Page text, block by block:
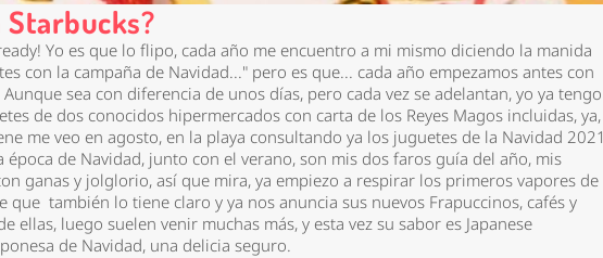
Starbucks?
Yo es que lo flipo, cada año me encuentro a mi mismo diciendo la manida
con la campaña de Navidad..." pero es que... cada año empezamos antes con
sea con diferencia de unos días, pero cada vez se adelantan, yo ya tengo
de dos conocidos hipermercados con carta de los Reyes Magos incluidas, ya,
me veo en agosto, en la playa consultando ya los juguetes de la Navidad 2021
de Navidad, junto con el verano, son mis dos faros guía del año, mis
ganas y jolglorio, así que mira, ya empiezo a respirar los primeros vapores de
que también lo tiene claro y ya nos anuncia sus nuevos Frapuccinos, cafés y
ellas, luego suelen venir muchas más, y esta vez su sabor es Japanese
de Navidad, una delicia seguro.